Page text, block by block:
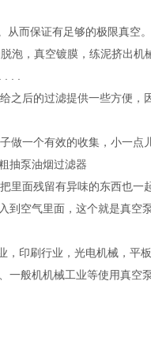
而保证有足够的极限真空。
泡，真空镀膜，练泥挤出机
. .
之后的过滤提供一些方便，
做一个有效的收集，小一点
抽泵油烟过滤器
里面残留有异味的东西也一
到空气里面，这个就是真空
，印刷行业，光电机械，平
一般机机械工业等使用真空